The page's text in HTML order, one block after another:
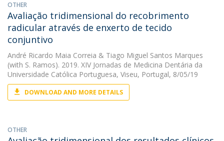
OTHER
Avaliação tridimensional do recobrimento
radicular através de enxerto de tecido
conjuntivo
André Ricardo Maia Correia & Tiago Miguel Santos Marques
(with S. Ramos). 2019. XIV Jornadas de Medicina Dentária da
Universidade Católica Portuguesa, Viseu, Portugal, 8/05/19
DOWNLOAD AND MORE DETAILS
OTHER